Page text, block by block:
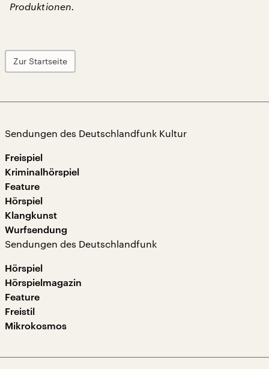
Produktionen.
Zur Startseite
Sendungen des Deutschlandfunk Kultur
Freispiel
Kriminalhörspiel
Feature
Hörspiel
Klangkunst
Wurfsendung
Sendungen des Deutschlandfunk
Hörspiel
Hörspielmagazin
Feature
Freistil
Mikrokosmos